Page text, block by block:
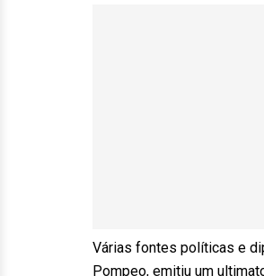
Várias fontes políticas e
Pompeo, emitiu um